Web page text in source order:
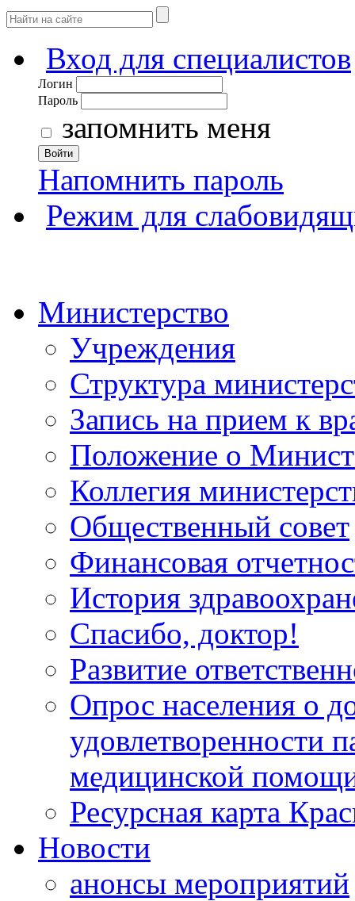
Вход для специалистов
Логин
Пароль
запомнить меня
Войти
Напомнить пароль
Режим для
Министерство
Учреждения
Структура
Запись на прием к
Положение о
Коллегия
Общественный совет
Финансовая
История
Спасибо, доктор!
Развитие
Опрос населения о
удовлетворенности
медицинской
Ресурсная карта
Новости
анонсы мероприятий